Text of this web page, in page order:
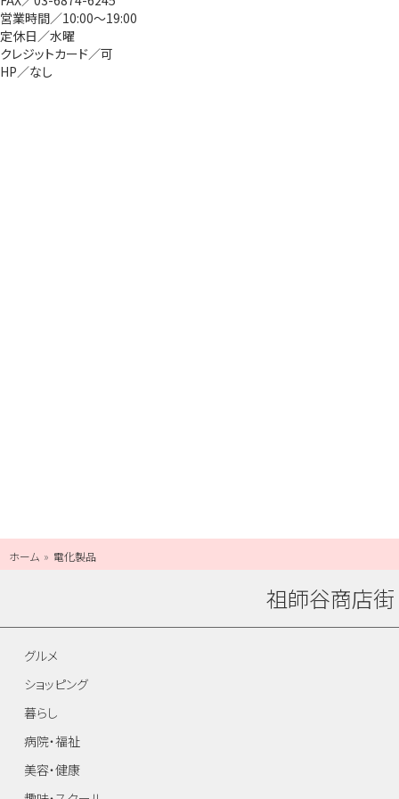
営業時間／10:00～19:00
定休日／水曜
クレジットカード／可
HP／なし
ホーム 電化製品
祖師谷商店街
グルメ
ショッピング
暮らし
病院・福祉
美容・健康